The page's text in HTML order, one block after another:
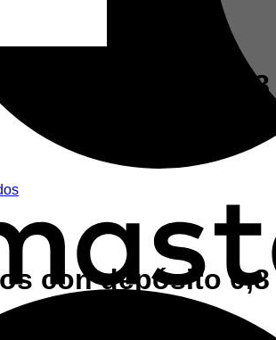
con depósito 0,8
con depósito 0,8